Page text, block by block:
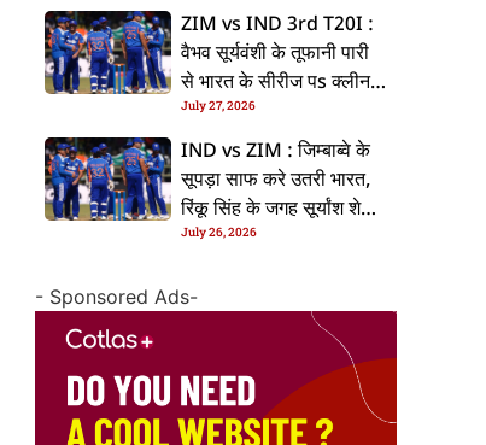
ZIM vs IND 3rd T20I :
वैभव सूर्यवंशी के तूफानी पारी
से भारत के सीरीज पs क्लीन
स्वीप, जिम्बाब्वे 35 रन से
हारल
July 27, 2026
IND vs ZIM : जिम्बाब्वे के
सूपड़ा साफ करे उतरी भारत,
रिंकू सिंह के जगह सूर्यांश शेडगे
के मिल सकेला मवका
July 26, 2026
- Sponsored Ads-